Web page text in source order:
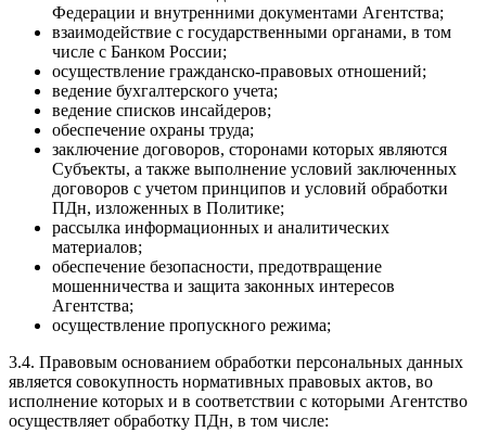
Федерации и внутренними документами Агентства;
взаимодействие с государственными органами, в том
числе с Банком России;
осуществление гражданско-правовых отношений;
ведение бухгалтерского учета;
ведение списков инсайдеров;
обеспечение охраны труда;
заключение договоров, сторонами которых являются
Субъекты, а также выполнение условий заключенных
договоров с учетом принципов и условий обработки
ПДн, изложенных в Политике;
рассылка информационных и аналитических
материалов;
обеспечение безопасности, предотвращение
мошенничества и защита законных интересов
Агентства;
осуществление пропускного режима;
3.4. Правовым основанием обработки персональных данных
является совокупность нормативных правовых актов, во
исполнение которых и в соответствии с которыми Агентство
осуществляет обработку ПДн, в том числе: